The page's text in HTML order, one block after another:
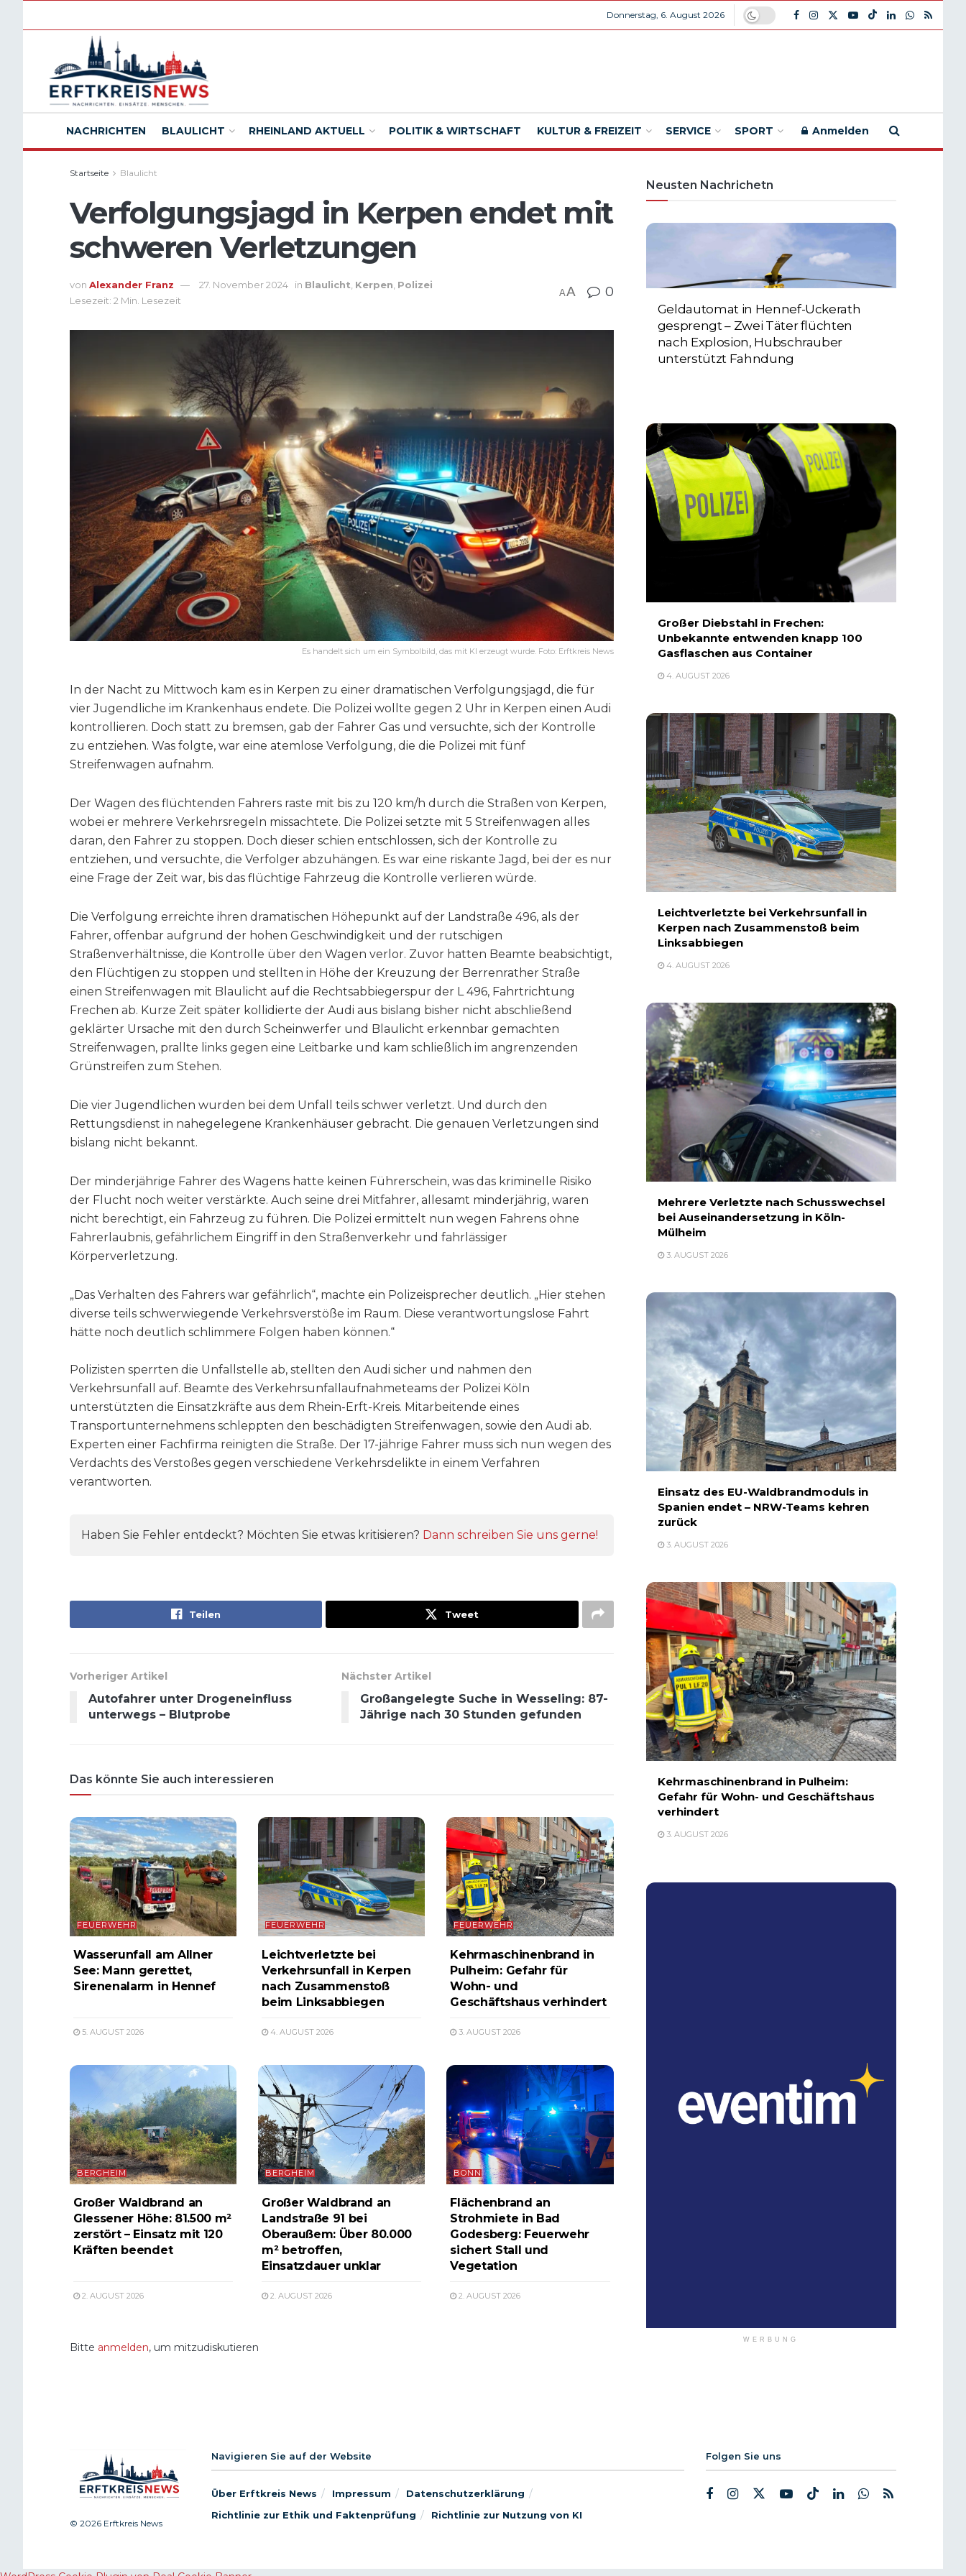
Donnerstag, 6. August 2026
NACHRICHTEN BLAULICHT RHEINLAND AKTUELL POLITIK & WIRTSCHAFT KULTUR & FREIZEIT SERVICE SPORT Anmelden
Startseite Blaulicht
Verfolgungsjagd in Kerpen endet mit
schweren Verletzungen
von Alexander Franz 27. November 2024 in Blaulicht Kerpen Polizei
Lesezeit: 2 Min. Lesezeit
AA 0
Es handelt sich um ein Symbolbild, das mit KI erzeugt wurde. Foto: Erftkreis News
In der Nacht zu Mittwoch kam es in Kerpen zu einer dramatischen Verfolgungsjagd, die für
vier Jugendliche im Krankenhaus endete. Die Polizei wollte gegen 2 Uhr in Kerpen einen Audi
kontrollieren. Doch statt zu bremsen, gab der Fahrer Gas und versuchte, sich der Kontrolle
zu entziehen. Was folgte, war eine atemlose Verfolgung, die die Polizei mit fünf
Streifenwagen aufnahm.
Der Wagen des flüchtenden Fahrers raste mit bis zu 120 km/h durch die Straßen von Kerpen,
wobei er mehrere Verkehrsregeln missachtete. Die Polizei setzte mit 5 Streifenwagen alles
daran, den Fahrer zu stoppen. Doch dieser schien entschlossen, sich der Kontrolle zu
entziehen, und versuchte, die Verfolger abzuhängen. Es war eine riskante Jagd, bei der es nur
eine Frage der Zeit war, bis das flüchtige Fahrzeug die Kontrolle verlieren würde.
Die Verfolgung erreichte ihren dramatischen Höhepunkt auf der Landstraße 496, als der
Fahrer, offenbar aufgrund der hohen Geschwindigkeit und der rutschigen
Straßenverhältnisse, die Kontrolle über den Wagen verlor. Zuvor hatten Beamte beabsichtigt,
den Flüchtigen zu stoppen und stellten in Höhe der Kreuzung der Berrenrather Straße
einen Streifenwagen mit Blaulicht auf die Rechtsabbiegerspur der L 496, Fahrtrichtung
Frechen ab. Kurze Zeit später kollidierte der Audi aus bislang bisher nicht abschließend
geklärter Ursache mit den durch Scheinwerfer und Blaulicht erkennbar gemachten
Streifenwagen, prallte links gegen eine Leitbarke und kam schließlich im angrenzenden
Grünstreifen zum Stehen.
Die vier Jugendlichen wurden bei dem Unfall teils schwer verletzt. Und durch den
Rettungsdienst in nahegelegene Krankenhäuser gebracht. Die genauen Verletzungen sind
bislang nicht bekannt.
Der minderjährige Fahrer des Wagens hatte keinen Führerschein, was das kriminelle Risiko
der Flucht noch weiter verstärkte. Auch seine drei Mitfahrer, allesamt minderjährig, waren
nicht berechtigt, ein Fahrzeug zu führen. Die Polizei ermittelt nun wegen Fahrens ohne
Fahrerlaubnis, gefährlichem Eingriff in den Straßenverkehr und fahrlässiger
Körperverletzung.
„Das Verhalten des Fahrers war gefährlich“, machte ein Polizeisprecher deutlich. „Hier stehen
diverse teils schwerwiegende Verkehrsverstöße im Raum. Diese verantwortungslose Fahrt
hätte noch deutlich schlimmere Folgen haben können.“
Polizisten sperrten die Unfallstelle ab, stellten den Audi sicher und nahmen den
Verkehrsunfall auf. Beamte des Verkehrsunfallaufnahmeteams der Polizei Köln
unterstützten die Einsatzkräfte aus dem Rhein-Erft-Kreis. Mitarbeitende eines
Transportunternehmens schleppten den beschädigten Streifenwagen, sowie den Audi ab.
Experten einer Fachfirma reinigten die Straße. Der 17-jährige Fahrer muss sich nun wegen des
Verdachts des Verstoßes gegen verschiedene Verkehrsdelikte in einem Verfahren
verantworten.
Haben Sie Fehler entdeckt? Möchten Sie etwas kritisieren? Dann schreiben Sie uns gerne!
Teilen Tweet
Vorheriger Artikel
Autofahrer unter Drogeneinfluss
unterwegs – Blutprobe
Nächster Artikel
Großangelegte Suche in Wesseling: 87-
Jährige nach 30 Stunden gefunden
Das könnte Sie auch interessieren
FEUERWEHR
Wasserunfall am Allner
See: Mann gerettet,
Sirenenalarm in Hennef
5. AUGUST 2026
FEUERWEHR
Leichtverletzte bei
Verkehrsunfall in Kerpen
nach Zusammenstoß
beim Linksabbiegen
4. AUGUST 2026
FEUERWEHR
Kehrmaschinenbrand in
Pulheim: Gefahr für
Wohn- und
Geschäftshaus verhindert
3. AUGUST 2026
BERGHEIM
Großer Waldbrand an
Glessener Höhe: 81.500 m²
zerstört – Einsatz mit 120
Kräften beendet
2. AUGUST 2026
BERGHEIM
Großer Waldbrand an
Landstraße 91 bei
Oberaußem: Über 80.000
m² betroffen,
Einsatzdauer unklar
2. AUGUST 2026
BONN
Flächenbrand an
Strohmiete in Bad
Godesberg: Feuerwehr
sichert Stall und
Vegetation
2. AUGUST 2026
Bitte anmelden, um mitzudiskutieren
Neusten Nachrichetn
Geldautomat in Hennef-Uckerath
gesprengt – Zwei Täter flüchten
nach Explosion, Hubschrauber
unterstützt Fahndung
Großer Diebstahl in Frechen:
Unbekannte entwenden knapp 100
Gasflaschen aus Container
4. AUGUST 2026
Leichtverletzte bei Verkehrsunfall in
Kerpen nach Zusammenstoß beim
Linksabbiegen
4. AUGUST 2026
Mehrere Verletzte nach Schusswechsel
bei Auseinandersetzung in Köln-
Mülheim
3. AUGUST 2026
Einsatz des EU-Waldbrandmoduls in
Spanien endet – NRW-Teams kehren
zurück
3. AUGUST 2026
Kehrmaschinenbrand in Pulheim:
Gefahr für Wohn- und Geschäftshaus
verhindert
3. AUGUST 2026
WERBUNG
© 2026 Erftkreis News
Navigieren Sie auf der Website
Über Erftkreis News Impressum
Datenschutzerklärung
Richtlinie zur Ethik und Faktenprüfung
Richtlinie zur Nutzung von KI
Folgen Sie uns